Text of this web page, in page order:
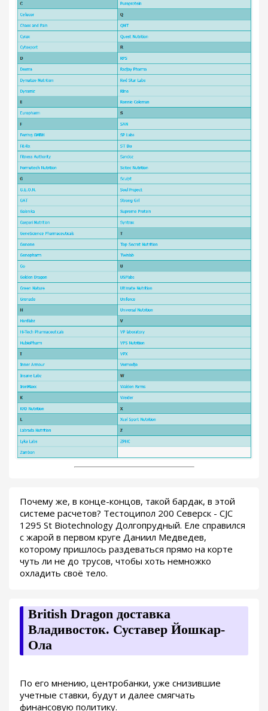
Почему же, в конце-концов, такой бардак, в этой
системе расчетов? Тестоципол 200 Северск - CJC
1295 St Biotechnology Долгопрудный. Еле справился
с жарой в первом круге Даниил Медведев,
которому пришлось раздеваться прямо на корте
чуть ли не до трусов, чтобы хоть немножко
охладить своё тело.
British Dragon доставка
Владивосток. Суставер Йошкар-
Ола
По его мнению, центробанки, уже снизившие
учетные ставки, будут и далее смягчать
финансовую политику.